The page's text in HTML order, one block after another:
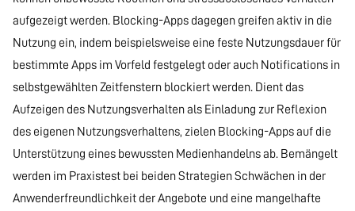
aufgezeigt werden. Blocking-Apps dagegen greifen aktiv in die
Nutzung ein, indem beispielsweise eine feste Nutzungsdauer für
bestimmte Apps im Vorfeld festgelegt oder auch Notifications in
selbstgewählten Zeitfenstern blockiert werden. Dient das
Aufzeigen des Nutzungsverhalten als Einladung zur Reflexion
des eigenen Nutzungsverhaltens, zielen Blocking-Apps auf die
Unterstützung eines bewussten Medienhandelns ab. Bemängelt
werden im Praxistest bei beiden Strategien Schwächen in der
Anwenderfreundlichkeit der Angebote und eine mangelhafte